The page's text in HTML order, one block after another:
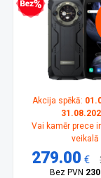
kredīts
Akcija spēkā:
Vai kamēr prece
veikalā
279.00 €
Bez PVN